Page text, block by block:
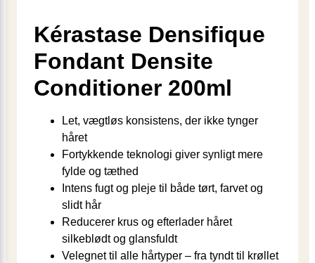
Kérastase Densifique
Fondant Densite
Conditioner 200ml
Let, vægtløs konsistens, der ikke tynger
håret
Fortykkende teknologi giver synligt mere
fylde og tæthed
Intens fugt og pleje til både tørt, farvet og
slidt hår
Reducerer krus og efterlader håret
silkeblødt og glansfuldt
Velegnet til alle hårtyper – fra tyndt til krøllet